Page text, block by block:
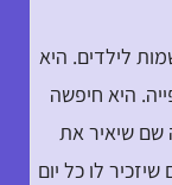
לילדים. היא
היא חיפשה
שם שיאיר את
לו כל יום